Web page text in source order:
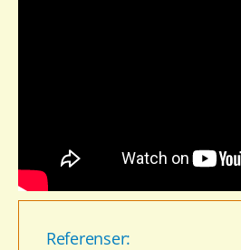
Referenser: